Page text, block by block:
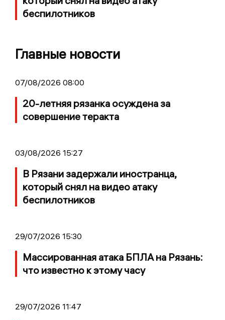
беспилотников
Главные новости
07/08/2026 08:00
20-летняя рязанка осуждена за
совершение теракта
03/08/2026 15:27
В Рязани задержали иностранца,
который снял на видео атаку
беспилотников
29/07/2026 15:30
Массированная атака БПЛА на Рязань:
что известно к этому часу
29/07/2026 11:47